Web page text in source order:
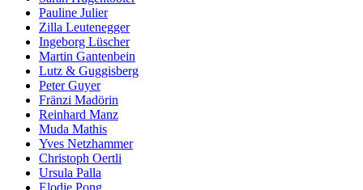
Pauline Julier
Zilla Leutenegger
Ingeborg Lüscher
Martin Gantenbein
Lutz & Guggisberg
Peter Guyer
Fränzi Madörin
Reinhard Manz
Muda Mathis
Yves Netzhammer
Christoph Oertli
Ursula Palla
Elodie Pong